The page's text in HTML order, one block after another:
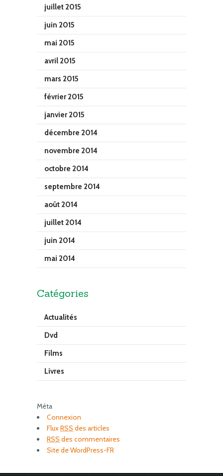
juillet 2015
juin 2015
mai 2015
avril 2015
mars 2015
février 2015
janvier 2015
décembre 2014
novembre 2014
octobre 2014
septembre 2014
août 2014
juillet 2014
juin 2014
mai 2014
Catégories
Actualités
Dvd
Films
Livres
Méta
Connexion
FluxRSS des articles
RSS des commentaires
Site de WordPress-FR